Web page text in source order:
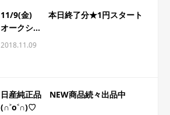
11/9(金) 本日終了分★1円スタート
オークシ...
2018.11.09
日産純正品 NEW商品続々出品中
(∩˃o˂∩)♡